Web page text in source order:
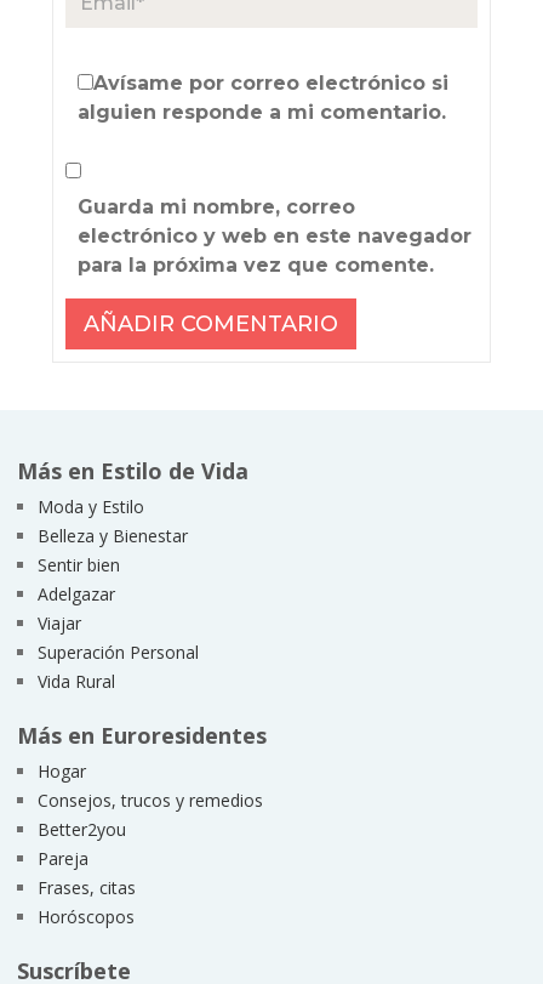
Avísame por correo electrónico si
alguien responde a mi comentario.
Guarda mi nombre, correo
electrónico y web en este navegador
para la próxima vez que comente.
Más en Estilo de Vida
Moda y Estilo
Belleza y Bienestar
Sentir bien
Adelgazar
Viajar
Superación Personal
Vida Rural
Más en Euroresidentes
Hogar
Consejos, trucos y remedios
Better2you
Pareja
Frases, citas
Horóscopos
Suscríbete